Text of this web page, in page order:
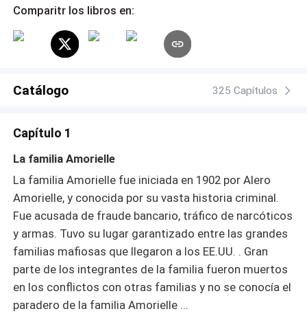
Comparitr los libros en:
Catálogo 325 Capítulos
Capítulo 1
La familia Amorielle
La familia Amorielle fue iniciada en 1902 por Alero
Amorielle, y conocida por su vasta historia criminal.
Fue acusada de fraude bancario, tráfico de narcóticos
y armas. Tuvo su lugar garantizado entre las grandes
familias mafiosas que llegaron a los EE.UU. . Gran
parte de los integrantes de la familia fueron muertos
en los conflictos con otras familias y no se conocía el
paradero de la familia Amorielle ...